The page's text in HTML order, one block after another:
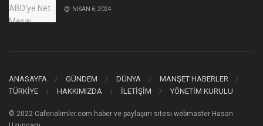
NISAN 6, 2024
ANASAYFA GÜNDEM DÜNYA
MANŞET HABERLER
TÜRKİYE
HAKKIMIZDA İLETİŞİM YÖNETİM KURULU
© 2022 Caferialimler.com haber ve paylaşım sitesi webmaster Hasan